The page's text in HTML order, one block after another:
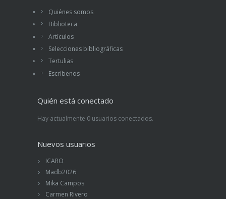
Quiénes somos
Biblioteca
Artículos
Selecciones bibliográficas
Tertulias
Escríbenos
Quién está conectado
Hay actualmente 0 usuarios conectados.
Nuevos usuarios
ICARO
Madb2026
Mika Campos
Carmen Rivero